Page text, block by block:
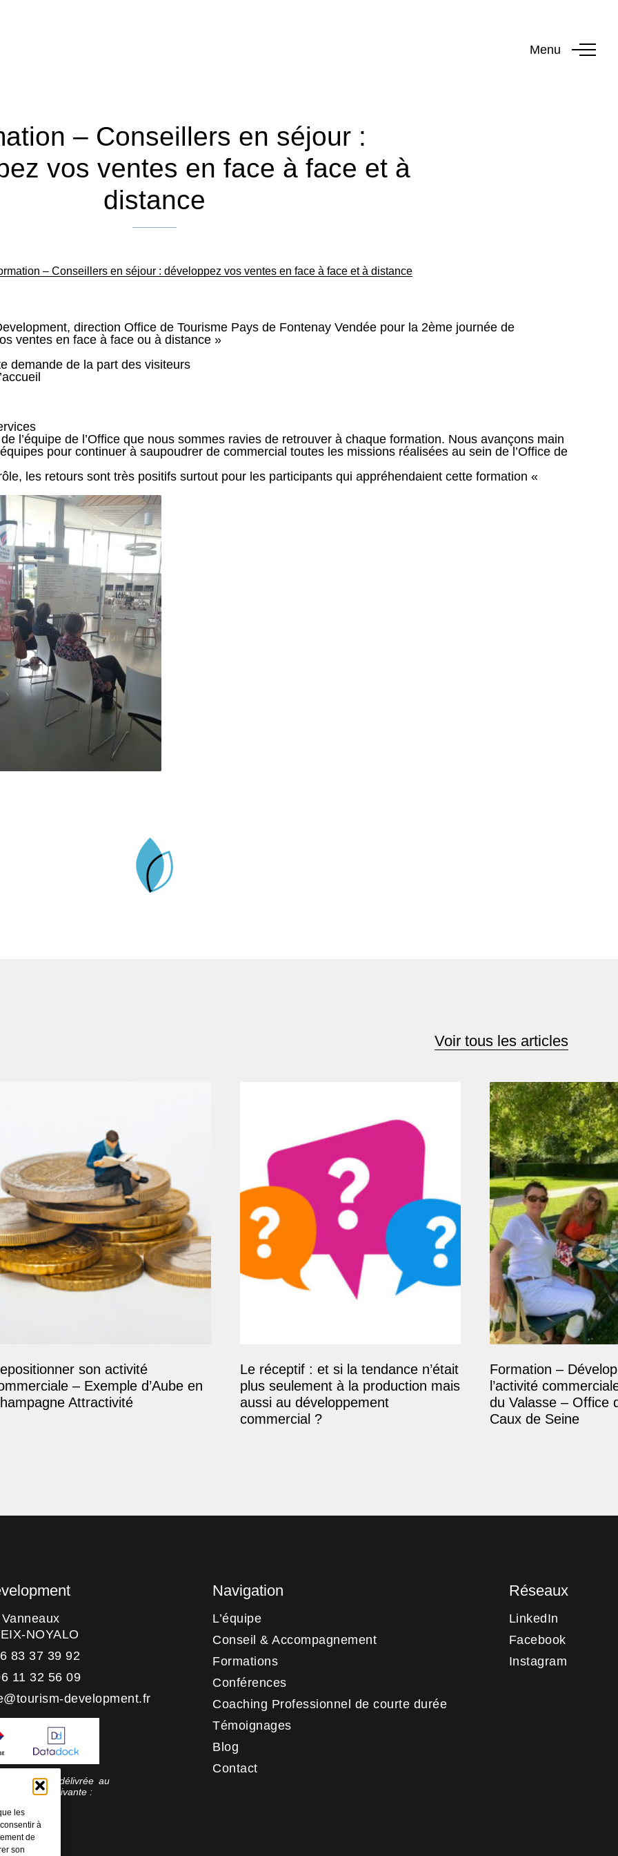
les
à
de
son
Menu
– Conseillers en séjour :
vos ventes en face à face et à
distance
– Conseillers en séjour : développez vos ventes en face à face et à distance
direction Office de Tourisme Pays de Fontenay Vendée pour la 2ème journée de
ventes en face à face ou à distance »
demande de la part des visiteurs
l’équipe de l’Office que nous sommes ravies de retrouver à chaque formation. Nous avançons main
pour continuer à saupoudrer de commercial toutes les missions réalisées au sein de l’Office de
les retours sont très positifs surtout pour les participants qui appréhendaient cette formation «
Voir tous les articles
son activité
– Exemple d’Aube en
Attractivité
Le réceptif : et si la tendance n’était
plus seulement à la production mais
aussi au développement
commercial ?
Formation –
l’activité
du Valasse – Office
Caux de Seine
NOYALO
83 37 39 92
11 32 56 09
development.fr
a été délivrée au
d’action suivante :
Navigation
L’équipe
Conseil & Accompagnement
Formations
Conférences
Coaching Professionnel de courte durée
Témoignages
Blog
Contact
Réseaux
LinkedIn
Facebook
Instagram